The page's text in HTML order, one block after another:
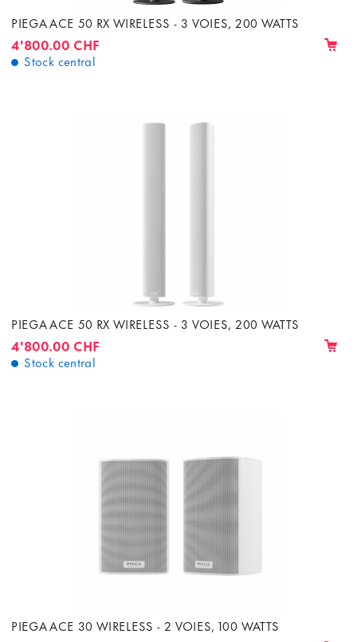
PIEGA ACE 50 RX WIRELESS - 3 VOIES, 200 WATTS
4'800.00 CHF
Stock central
PIEGA ACE 50 RX WIRELESS - 3 VOIES, 200 WATTS
4'800.00 CHF
Stock central
PIEGA ACE 30 WIRELESS - 2 VOIES, 100 WATTS